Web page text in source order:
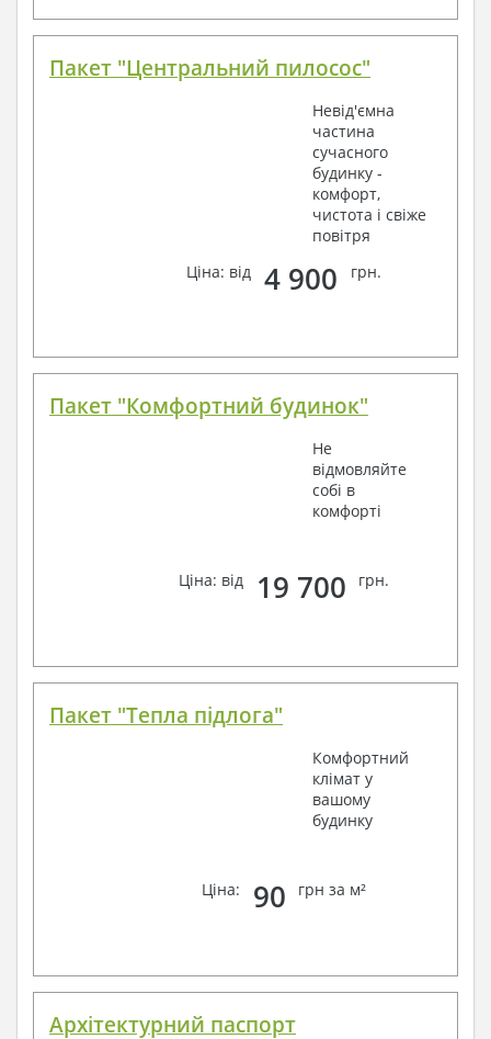
Пакет "Центральний пилосос"
Невід'ємна
частина
сучасного
будинку -
комфорт,
чистота і свіже
повітря
Ціна: від
4 900 грн.
Пакет "Комфортний будинок"
Не
відмовляйте
собі в
комфорті
Ціна: від 19 700 грн.
Пакет "Тепла підлога"
Комфортний
клімат у
вашому
будинку
Ціна: 90 грн за м²
Архітектурний паспорт